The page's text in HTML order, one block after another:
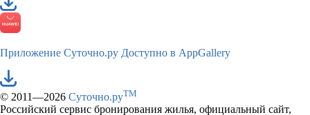
Приложение Суточно.ру Доступно в AppGallery
© 2011—2026 Суточно.руTM
Российский сервис бронирования жилья, официальный сайт,